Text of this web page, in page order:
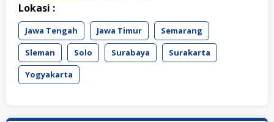
Lokasi :
Jawa Tengah Jawa Timur
Semarang
Sleman
Solo Surabaya
Surakarta
Yogyakarta